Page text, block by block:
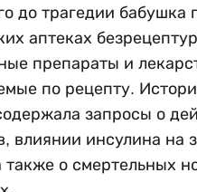
до трагедии бабушка
аптеках
препараты и
по рецепту.
запросы о
влиянии инсулина на
также о смертельных